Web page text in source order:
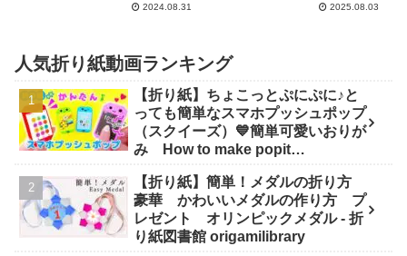
2024.08.31 2025.08.03
人気折り紙動画ランキング
【折り紙】ちょこっとぷにぷに♪と
っても簡単なスマホプッシュポップ
（スクイーズ）💙簡単可愛いおりが
み How to make popit
SodaCatOrigami 楽しい折り紙♪
【折り紙】簡単！メダルの折り方
豪華 かわいいメダルの作り方 プ
レゼント オリンピックメダル - 折
り紙図書館 origamilibrary